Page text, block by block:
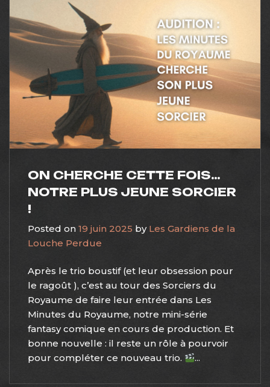
ON CHERCHE CETTE FOIS…
NOTRE PLUS JEUNE SORCIER
!
Posted on 19 juin 2025 by Les Gardiens de la
Louche Perdue
Après le trio boustif (et leur obsession pour
le ragoût ), c’est au tour des Sorciers du
Royaume de faire leur entrée dans Les
Minutes du Royaume, notre mini-série
fantasy comique en cours de production. Et
bonne nouvelle : il reste un rôle à pourvoir
pour compléter ce nouveau trio.
...